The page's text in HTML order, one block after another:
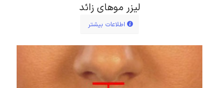
لیزر موهای زائد
اطلاعات بیشتر